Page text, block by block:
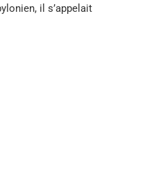
il s’appelait